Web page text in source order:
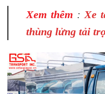
Xem thêm :Xe
thùng lửng tải